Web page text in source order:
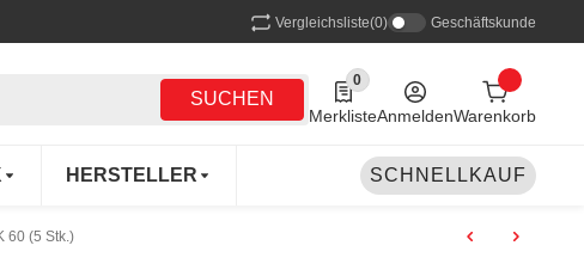
Vergleichsliste(0) Geschäftskunde
SUCHEN
0
0 Produkte in der Liste
MerklisteAnmeldenWarenkorb
HERSTELLER SCHNELLKAUF
60 (5 Stk.)